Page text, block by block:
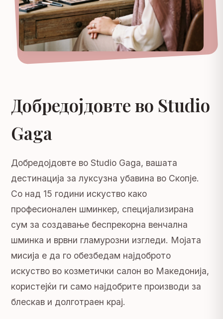
Добредојдовте во Studio
Gaga
Добредојдовте во Studio Gaga, вашата
дестинација за луксузна убавина во Скопје.
Со над 15 години искуство како
професионален шминкер, специјализирана
сум за создавање беспрекорна венчална
шминка и врвни гламурозни изгледи. Мојата
мисија е да го обезбедам најдоброто
искуство во козметички салон во Македонија,
користејќи ги само најдобрите производи за
блескав и долготраен крај.